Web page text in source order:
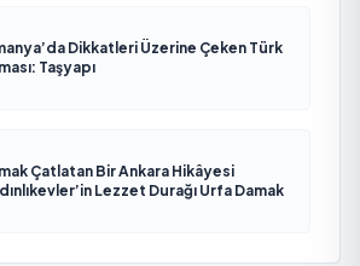
Dikkatleri Üzerine Çeken Türk
Taşyapı
Çatlatan Bir Ankara Hikâyesi
Lezzet Durağı Urfa Damak